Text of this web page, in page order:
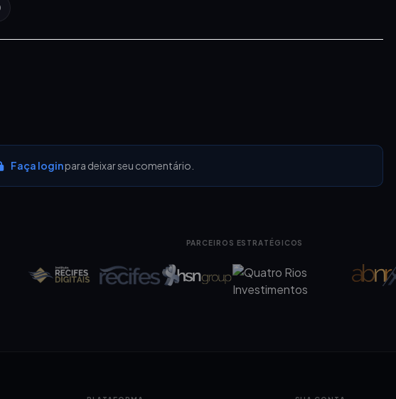
Faça loginpara deixar seu comentário.
PARCEIROS ESTRATÉGICOS